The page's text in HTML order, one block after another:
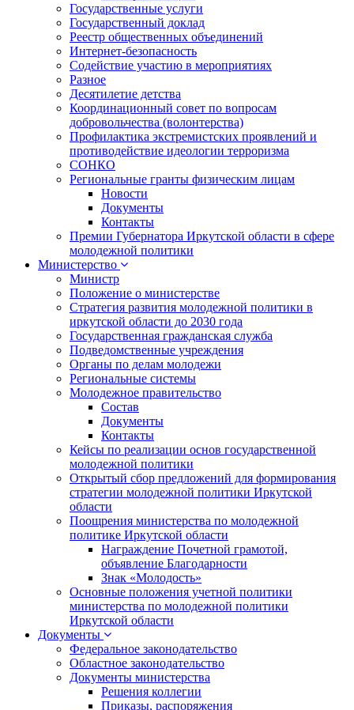
Государственные услуги
Государственный доклад
Реестр общественных объединений
Интернет-безопасность
Содействие участию в мероприятиях
Разное
Десятилетие детства
Координационный совет по вопросам
добровольчества (волонтерства)
Профилактика экстремистских проявлений и
противодействие идеологии терроризма
СОНКО
Региональные гранты физическим лицам
Новости
Документы
Контакты
Премии Губернатора Иркутской области в сфере
молодежной политики
Министерство
Министр
Положение о министерстве
Стратегия развития молодежной политики в
иркутской области до 2030 года
Государственная гражданская служба
Подведомственные учреждения
Органы по делам молодежи
Региональные системы
Молодежное правительство
Состав
Документы
Контакты
Кейсы по реализации основ государственной
молодежной политики
Открытый сбор предложений для формирования
стратегии молодежной политики Иркутской
области
Поощрения министерства по молодежной
политике Иркутской области
Награждение Почетной грамотой,
объявление Благодарности
Знак «Молодость»
Основные положения учетной политики
министерства по молодежной политики
Иркутской области
Документы
Федеральное законодательство
Областное законодательство
Документы министерства
Решения коллегии
Приказы, распоряжения